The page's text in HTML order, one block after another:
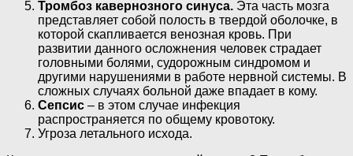
Тромбоз кавернозного синуса. Эта часть мозга
представляет собой полость в твердой оболочке, в
которой скапливается венозная кровь. При
развитии данного осложнения человек страдает
головными болями, судорожным синдромом и
другими нарушениями в работе нервной системы. В
сложных случаях больной даже впадает в кому.
Сепсис – в этом случае инфекция
распространяется по общему кровотоку.
Угроза летального исхода.